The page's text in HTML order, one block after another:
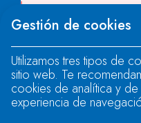
"text".
Se produjo un
"text".
Gestión de cookies
Utilizamos tres tipos de
sitio web. Te
cookies de analítica y
experiencia de